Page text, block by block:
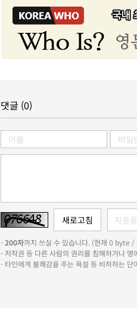
댓글 (0)
-200자까지 쓰실 수 있습니다. (현재 0 byte
- 저작권 등 다른 사람의 권리를 침해하거나
- 타인에게 불쾌감을 주는 욕설 등 비하하는